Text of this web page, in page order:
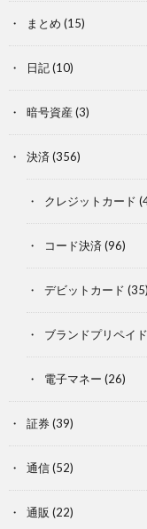
まとめ (15)
日記(10)
暗号資産 (3)
決済 (356)
クレジットカード
コード決済 (96)
デビットカード (35)
ブランドプリペイ
電子マネー (26)
証券(39)
通信(52)
通販 (22)